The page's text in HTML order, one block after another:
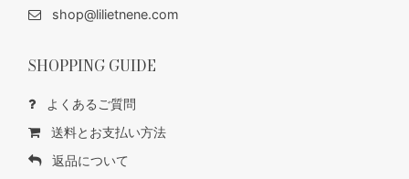
shop@lilietnene.com
SHOPPING GUIDE
よくあるご質問
送料とお支払い方法
返品について